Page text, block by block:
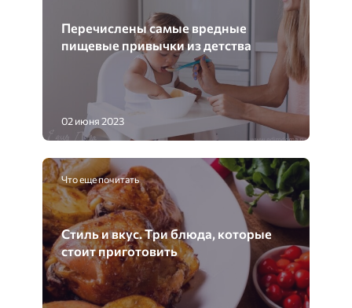
Перечислены самые вредные
пищевые привычки из детства
02 июня 2023
Что еще почитать
Стиль и вкус. Три блюда, которые
стоит приготовить